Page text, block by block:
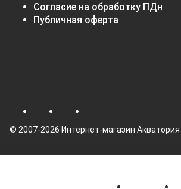
Согласие на обработку ПДн
Публичная оферта
© 2007-2026 Интернет-магазин Акватория